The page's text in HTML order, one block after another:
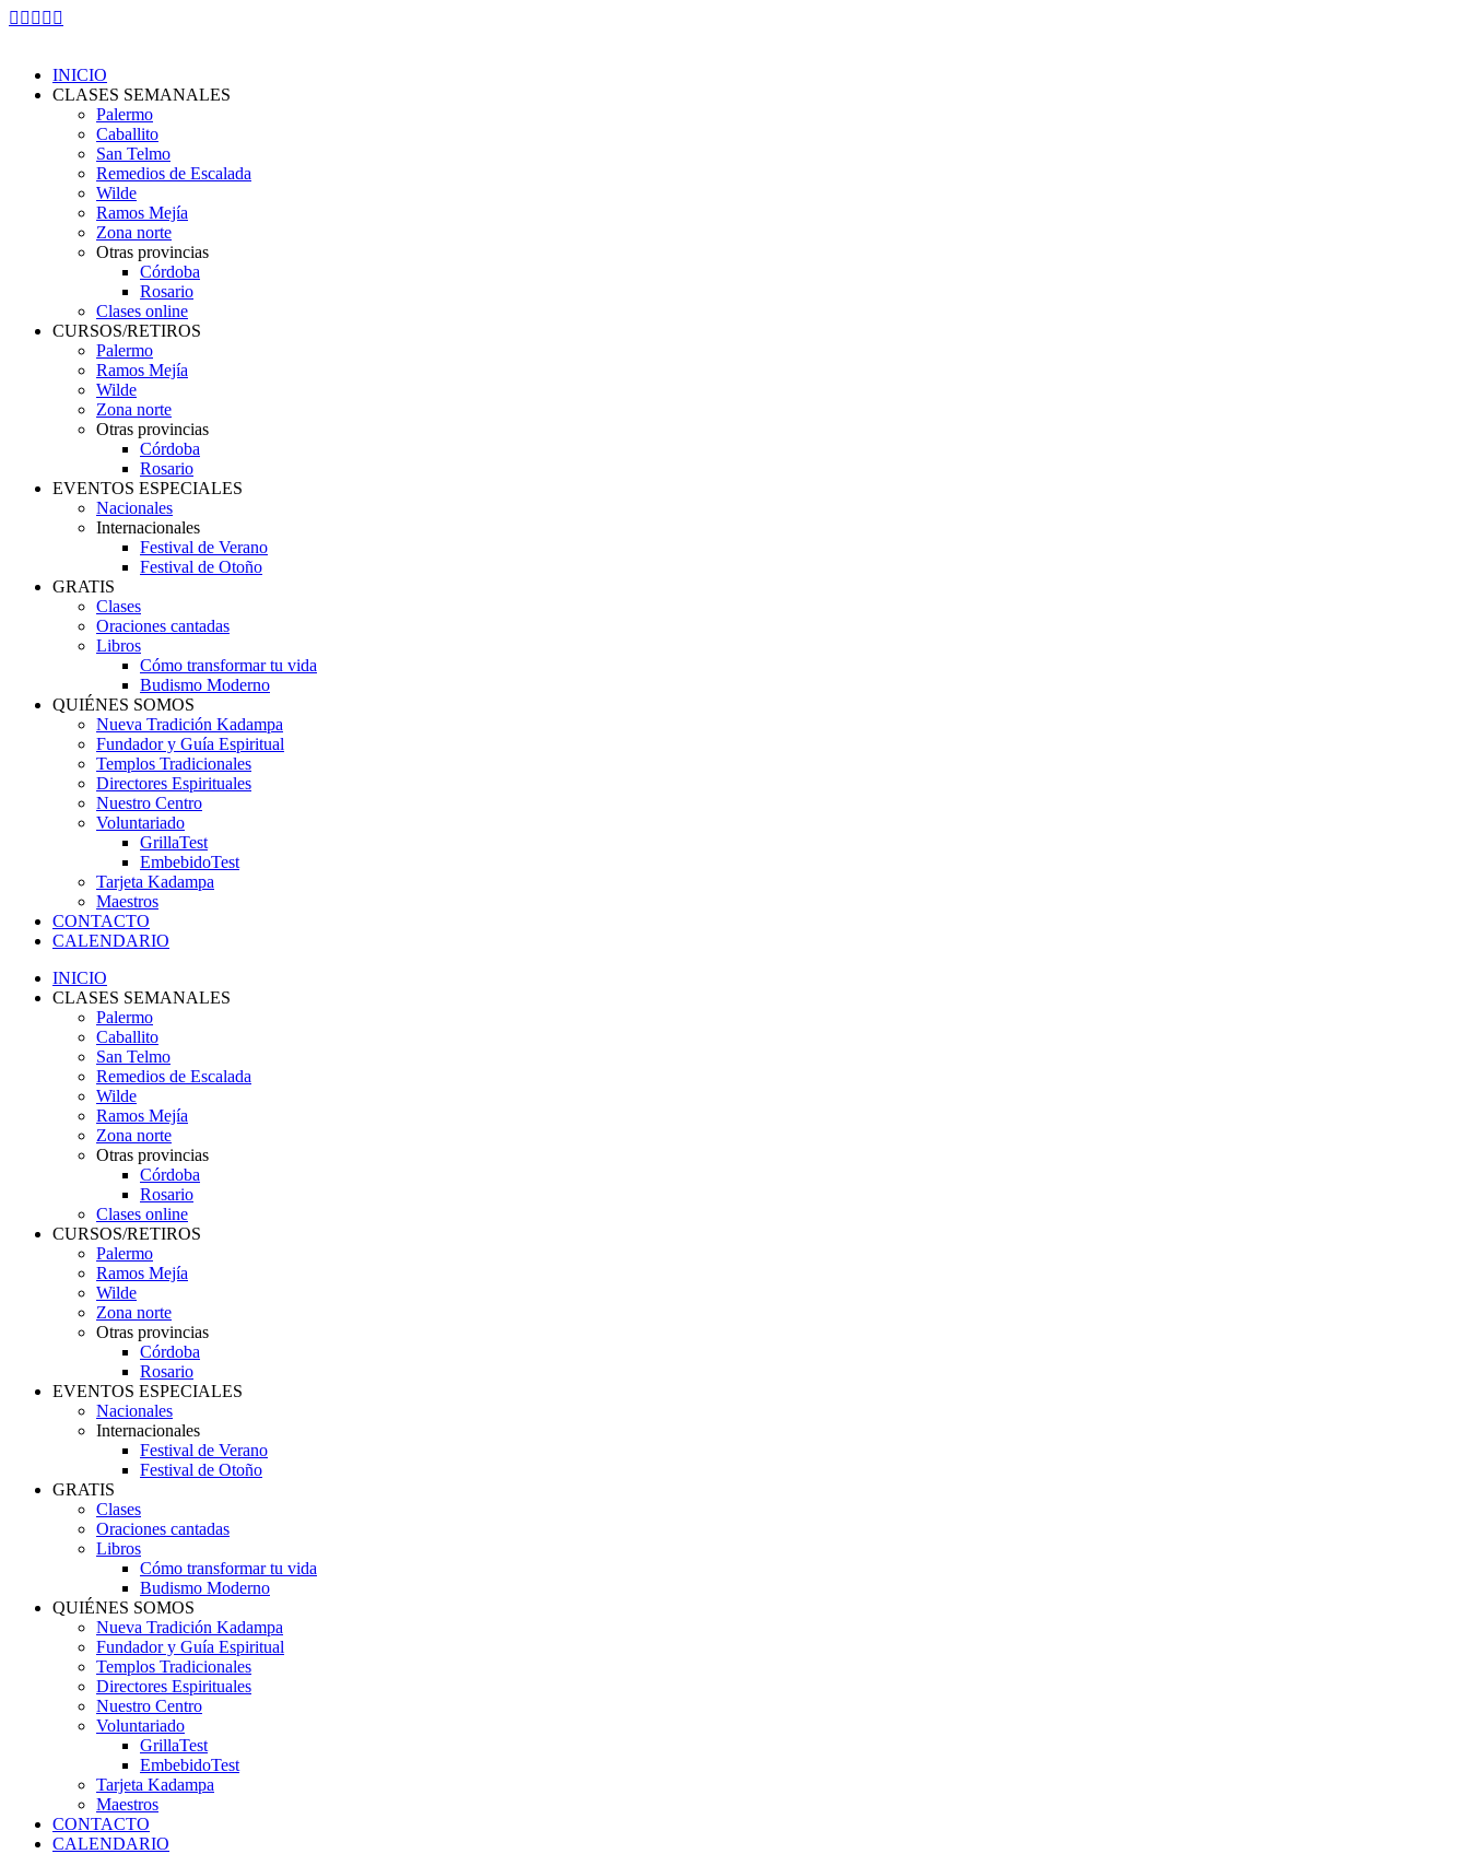
Skip
Facebook
new
Instagram
in
new
window
YouTube
in
new
window
Whatsapp
in
new
window
in
new
window
INICIO
CLASES SEMANALES
Palermo
Caballito
San Telmo
Remedios de Escalada
Wilde
Ramos Mejía
Zona norte
Otras provincias
Córdoba
Rosario
Clases online
CURSOS/RETIROS
Palermo
Ramos Mejía
Wilde
Zona norte
Otras provincias
Córdoba
Rosario
EVENTOS ESPECIALES
Nacionales
Internacionales
Festival de Verano
Festival de Otoño
GRATIS
Clases
Oraciones cantadas
Libros
Cómo transformar tu vida
Budismo Moderno
QUIÉNES SOMOS
Nueva Tradición Kadampa
Fundador y Guía Espiritual
Templos Tradicionales
Directores Espirituales
Nuestro Centro
Voluntariado
GrillaTest
EmbebidoTest
Tarjeta Kadampa
Maestros
CONTACTO
CALENDARIO
INICIO
CLASES SEMANALES
Palermo
Caballito
San Telmo
Remedios de Escalada
Wilde
Ramos Mejía
Zona norte
Otras provincias
Córdoba
Rosario
Clases online
CURSOS/RETIROS
Palermo
Ramos Mejía
Wilde
Zona norte
Otras provincias
Córdoba
Rosario
EVENTOS ESPECIALES
Nacionales
Internacionales
Festival de Verano
Festival de Otoño
GRATIS
Clases
Oraciones cantadas
Libros
Cómo transformar tu vida
Budismo Moderno
QUIÉNES SOMOS
Nueva Tradición Kadampa
Fundador y Guía Espiritual
Templos Tradicionales
Directores Espirituales
Nuestro Centro
Voluntariado
GrillaTest
EmbebidoTest
Tarjeta Kadampa
Maestros
CONTACTO
CALENDARIO